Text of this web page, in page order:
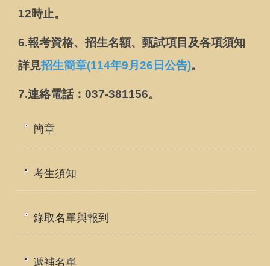
12時止。
6.報考資格、招生名額、甄試項目及各項須知
詳見招生簡章(114年9月26日公告)。
7.連絡電話：037-381156。
簡章
考生須知
錄取名單與報到
遞補名單